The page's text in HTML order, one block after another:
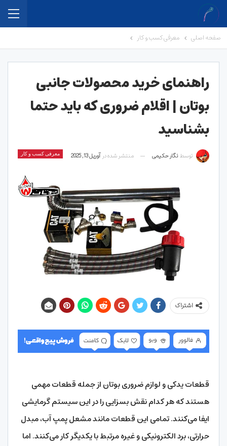
صفحه اصلی معرفی کسب و کار
راهنمای خرید محصولات جانبی
بوتان | اقلام ضروری که باید حتما
بشناسید
معرفی کسب و کار توسط نگار حکیمی منتشر شده در آوریل 13, 2025
اشتراک
قطعات یدکی و لوازم ضروری بوتان از جمله قطعات مهمی
هستند که هر کدام نقش بسزایی را در این سیستم گرمایشی
ایفا می‌کنند. تمامی این قطعات مانند مشعل پمپ آب، مبدل
حرارتی، برد الکترونیکی و غیره مرتبط با یکدیگر کار می‌کنند. اما